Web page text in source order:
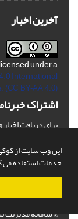
این وب سایت از کوکی
خدمات استفاده می
آخرین اخبار
under a
International
(CC BY-AA 4.0)
اشتراک
برای دریافت
© سامانه مدیریت